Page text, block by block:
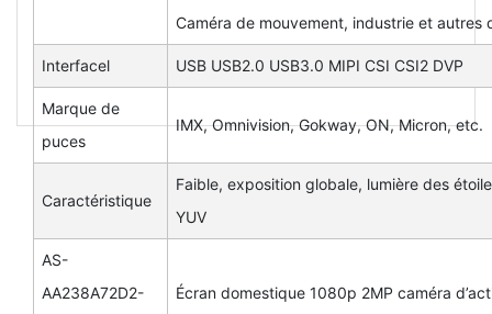
Caméra de mouvement, industrie et autres
Interfacel USB USB2.0 USB3.0 MIPI CSI CSI2 DVP
Marque de
puces
IMX, Omnivision, Gokway, ON, Micron, etc.
Caractéristique
Faible, exposition globale, lumière des
YUV
AS-
AA238A72D2-
Écran domestique 1080p 2MP caméra